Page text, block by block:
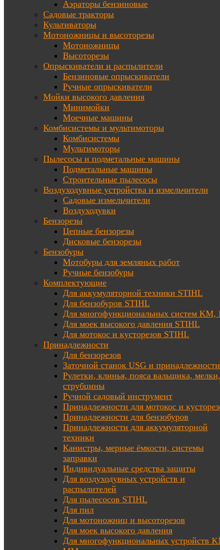
Аэраторы бензиновые
Садовые тракторы
Культиваторы
Мотоножницы и высоторезы
Мотоножницы
Высоторезы
Опрыскиватели и распылители
Бензиновые опрыскиватели
Ручные опрыскиватели
Мойки высокого давления
Минимойки
Моечные машины
Комбисистемы и мультимоторы
Комбисистемы
Мультимоторы
Пылесосы и подметальные машины
Подметальные машины
Строительные пылесосы
Воздуходувные устройства и измельчители
Садовые измельчители
Воздуходувки
Бензорезы
Цепные бензорезы
Дисковые бензорезы
Бензобуры
Мотобуры для земляных работ
Ручные бензобуры
Комплектующие
Для аккумуляторной техники STIHL
Для бензобуров STIHL
Для многофункциональных систем KM,
Для моек высокого давления STIHL
Для мотокос и кусторезов STIHL
Принадлежности
Для бензорезов
Заточной станок USG и принадлежности
Рулетки, клинья, пояса вальщика, мелки,
струбцины
Ручной садовый инструмент
Принадлежности для мотокос и
Принадлежности для бензобуров
Принадлежности для аккумуляторной
техники
Канистры, мерные ёмкости, системы
заправки
Индивидуальные средства защиты
Для воздуходувных устройств и
распылителей
Для пылесосов STIHL
Для пил
Для мотоножниц и высоторезов
Для моек высокого давления
Для многофункциональных устройств